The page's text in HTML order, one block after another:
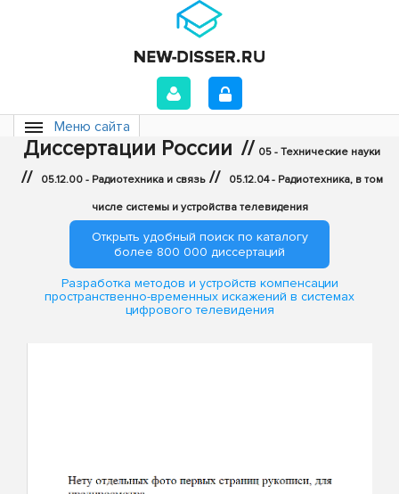
Меню сайта
Диссертации России // 05 - Технические науки
// 05.12.00 - Радиотехника и связь // 05.12.04 - Радиотехника, в том
числе системы и устройства телевидения
Открыть удобный поиск по каталогу
более 800 000 диссертаций
Разработка методов и устройств компенсации
пространственно-временных искажений в системах
цифрового телевидения